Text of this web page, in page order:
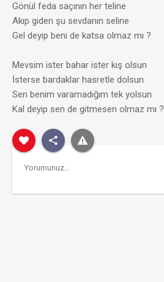
Gönül feda saçının her teline
Akıp giden şu sevdanın seline
Gel deyip beni de katsa olmaz mı ?
Mevsim ister bahar ister kış olsun
İsterse bardaklar hasretle dolsun
Sen benim varamadığım tek yolsun
Kal deyip sen de gitmesen olmaz mı ?